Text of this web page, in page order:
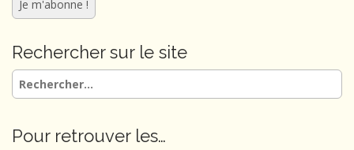
Rechercher sur le site
Rechercher :
Pour retrouver les…